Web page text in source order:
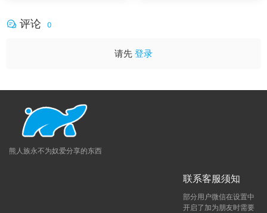
评论 0
请先 登录
熊人族永不为奴爱分享的东西
联系客服须知
部分用户微信在设置中
开启了加为朋友时需要